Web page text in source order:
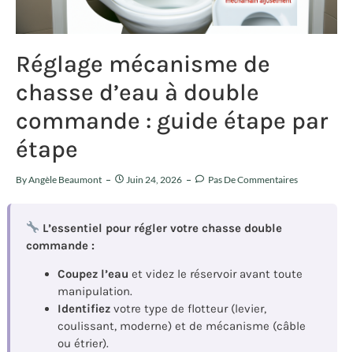
Réglage mécanisme de
chasse d’eau à double
commande : guide étape par
étape
ByAngèle Beaumont Juin 24, 2026 Pas De Commentaires
L’essentiel pour régler votre chasse double
commande :
Coupez l’eau et videz le réservoir avant toute
manipulation.
Identifiez votre type de flotteur (levier,
coulissant, moderne) et de mécanisme (câble
ou étrier).